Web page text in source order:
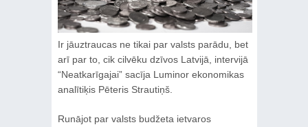
Ir jāuztraucas ne tikai par valsts parādu, bet
arī par to, cik cilvēku dzīvos Latvijā, intervijā
“Neatkarīgajai” sacīja Luminor ekonomikas
analītiķis Pēteris Strautiņš.
Runājot par valsts budžeta ietvaros